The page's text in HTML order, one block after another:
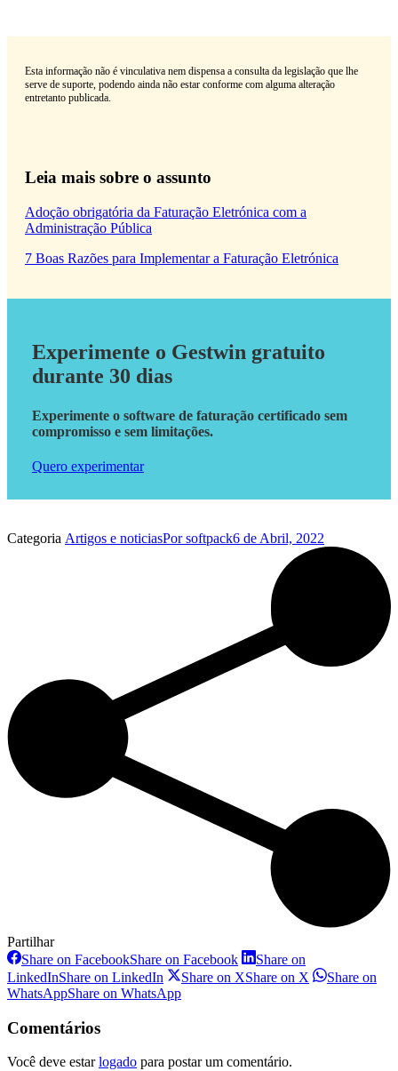
Esta informação não é vinculativa nem dispensa a consulta da legislação que lhe
serve de suporte, podendo ainda não estar conforme com alguma alteração
entretanto publicada.
Leia mais sobre o assunto
Adoção obrigatória da Faturação Eletrónica com a
Administração Pública
7 Boas Razões para Implementar a Faturação Eletrónica
Experimente o Gestwin gratuito
durante 30 dias
Experimente o software de faturação certificado sem
compromisso e sem limitações.
Quero experimentar
Categoria Artigos e noticiasPorsoftpack6 de Abril, 2022
Partilhar
Share on FacebookShare on Facebook
Share on
LinkedInShare on LinkedIn Share on XShare on X
Share on
WhatsAppShare on WhatsApp
Comentários
Você deve estarlogado para postar um comentário.